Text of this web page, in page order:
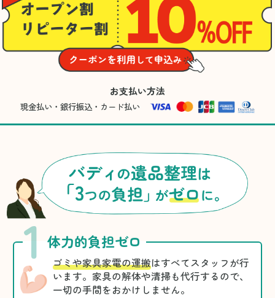
お支払い方法
現金払い・銀行振込・カード払い
1 体力的負担ゼロ
ゴミや家具家電の運搬はすべてスタッフが行
います。家具の解体や清掃も代行するので、
一切の手間をおかけしません。